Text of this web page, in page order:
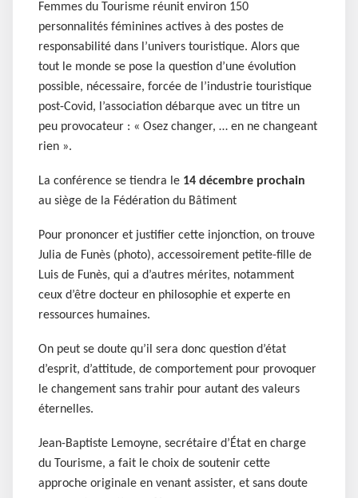
Femmes du Tourisme réunit environ 150
personnalités féminines actives à des postes de
responsabilité dans l’univers touristique. Alors que
tout le monde se pose la question d’une évolution
possible, nécessaire, forcée de l’industrie touristique
post-Covid, l’association débarque avec un titre un
peu provocateur : « Osez changer, … en ne changeant
rien ».
La conférence se tiendra le 14 décembre prochain
au siège de la Fédération du Bâtiment
Pour prononcer et justifier cette injonction, on trouve
Julia de Funès (photo), accessoirement petite-fille de
Luis de Funès, qui a d’autres mérites, notamment
ceux d’être docteur en philosophie et experte en
ressources humaines.
On peut se doute qu’il sera donc question d’état
d’esprit, d’attitude, de comportement pour provoquer
le changement sans trahir pour autant des valeurs
éternelles.
Jean-Baptiste Lemoyne, secrétaire d’État en charge
du Tourisme, a fait le choix de soutenir cette
approche originale en venant assister, et sans doute